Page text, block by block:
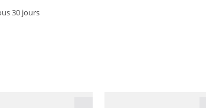
30 jours